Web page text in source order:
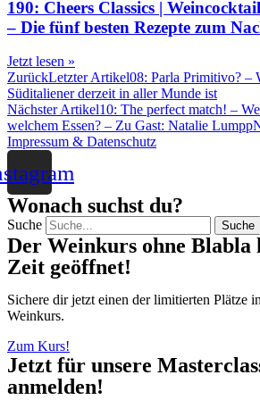
190: Cheers Classics |
– Die fünf besten Rezepte zum
Jetzt lesen »
ZurückLetzter Artikel08: Parla Primitivo? –
Süditaliener derzeit in aller Munde ist
Nächster Artikel10: The perfect match! –
welchem Essen? – Zu Gast: Natalie Lumpp
Impressum & Datenschutz
Wonach suchst du?
Suche Suche
Der Weinkurs ohne
Zeit geöffnet!
Sichere dir jetzt einen der limitierten Plätze
Weinkurs.
Zum Kurs!
Jetzt für unsere
anmelden!